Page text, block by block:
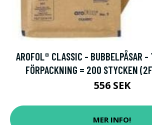
AROFOL® CLASSIC - BUBBELPÅSAR
FÖRPACKNING = 200 STYCKEN
556 SEK
MER INFO!